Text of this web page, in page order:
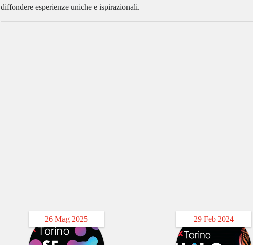
diffondere esperienze uniche e ispirazionali.
26 Mag 2025 29 Feb 2024